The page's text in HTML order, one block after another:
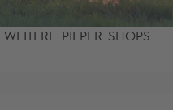
WEITERE PIEPER SHOPS